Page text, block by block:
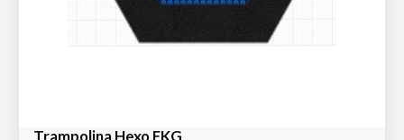
Trampolina Hexo EKG